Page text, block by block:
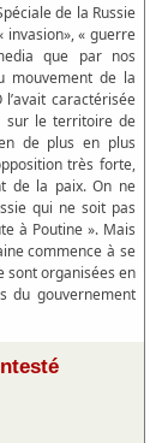
de la Russie
« guerre
que par nos
mouvement de la
caractérisée
sur le territoire de
de plus en plus
très forte,
de la paix. On ne
qui ne soit pas
à Poutine ». Mais
commence à se
sont organisées en
du gouvernement